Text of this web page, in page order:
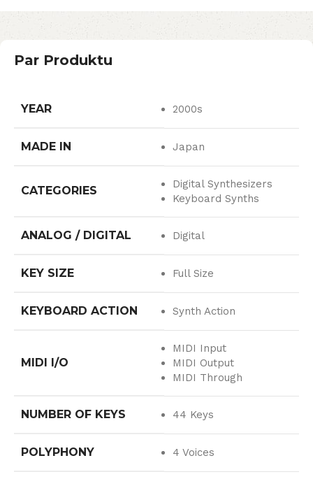
Par Produktu
YEAR 2000s
MADE IN Japan
CATEGORIES
Digital Synthesizers
Keyboard Synths
ANALOG / DIGITAL Digital
KEY SIZE Full Size
KEYBOARD ACTION Synth Action
MIDI I/O
MIDI Input
MIDI Output
MIDI Through
NUMBER OF KEYS 44 Keys
POLYPHONY 4 Voices